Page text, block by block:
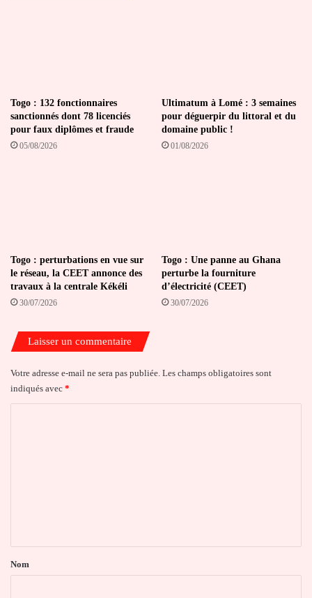
Togo : 132 fonctionnaires
sanctionnés dont 78 licenciés
pour faux diplômes et fraude
05/08/2026
Ultimatum à Lomé : 3 semaines
pour déguerpir du littoral et du
domaine public !
01/08/2026
Togo : perturbations en vue sur
le réseau, la CEET annonce des
travaux à la centrale Kékéli
30/07/2026
Togo : Une panne au Ghana
perturbe la fourniture
d’électricité (CEET)
30/07/2026
Laisser un commentaire
Votre adresse e-mail ne sera pas publiée. Les champs obligatoires sont
indiqués avec *
a
Nom